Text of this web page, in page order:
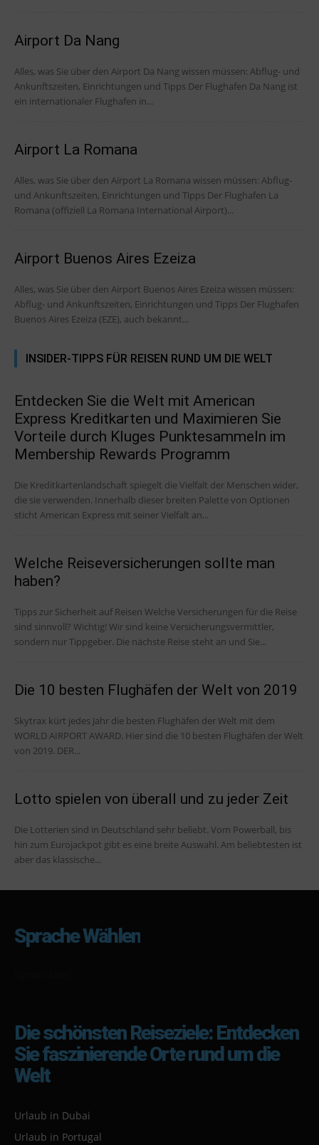
Airport Da Nang
Alles, was Sie über den Airport Da Nang wissen müssen: Abflug- und
Ankunftszeiten, Einrichtungen und Tipps Der Flughafen Da Nang ist
ein internationaler Flughafen in...
Airport La Romana
Alles, was Sie über den Airport La Romana wissen müssen: Abflug-
und Ankunftszeiten, Einrichtungen und Tipps Der Flughafen La
Romana (offiziell La Romana International Airport)...
Airport Buenos Aires Ezeiza
Alles, was Sie über den Airport Buenos Aires Ezeiza wissen müssen:
Abflug- und Ankunftszeiten, Einrichtungen und Tipps Der Flughafen
Buenos Aires Ezeiza (EZE), auch bekannt...
INSIDER-TIPPS FÜR REISEN RUND UM DIE WELT
Entdecken Sie die Welt mit American
Express Kreditkarten und Maximieren Sie
Vorteile durch Kluges Punktesammeln im
Membership Rewards Programm
Die Kreditkartenlandschaft spiegelt die Vielfalt der Menschen wider,
die sie verwenden. Innerhalb dieser breiten Palette von Optionen
sticht American Express mit seiner Vielfalt an...
Welche Reiseversicherungen sollte man
haben?
Tipps zur Sicherheit auf Reisen Welche Versicherungen für die Reise
sind sinnvoll? Wichtig! Wir sind keine Versicherungsvermittler,
sondern nur Tippgeber. Die nächste Reise steht an und Sie...
Die 10 besten Flughäfen der Welt von 2019
Skytrax kürt jedes Jahr die besten Flughäfen der Welt mit dem
WORLD AIRPORT AWARD. Hier sind die 10 besten Flughäfen der Welt
von 2019. DER...
Lotto spielen von überall und zu jeder Zeit
Die Lotterien sind in Deutschland sehr beliebt. Vom Powerball, bis
hin zum Eurojackpot gibt es eine breite Auswahl. Am beliebtesten ist
aber das klassische...
Sprache Wählen
Die schönsten Reiseziele: Entdecken
Sie faszinierende Orte rund um die
Welt
Urlaub in Dubai
Urlaub in Portugal